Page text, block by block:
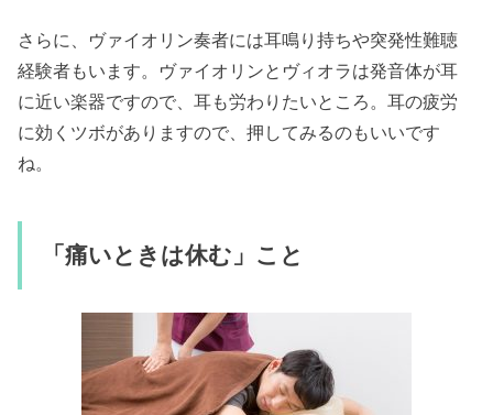
さらに、ヴァイオリン奏者には耳鳴り持ちや突発性難聴
経験者もいます。ヴァイオリンとヴィオラは発音体が耳
に近い楽器ですので、耳も労わりたいところ。耳の疲労
に効くツボがありますので、押してみるのもいいです
ね。
「痛いときは休む」こと